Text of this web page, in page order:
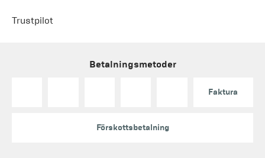
Trustpilot
Betalningsmetoder
Faktura
Förskottsbetalning